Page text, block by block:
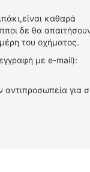
καθαρά
δε θα
του οχήματος.
με e-mail):
αντιπροσωπεία για